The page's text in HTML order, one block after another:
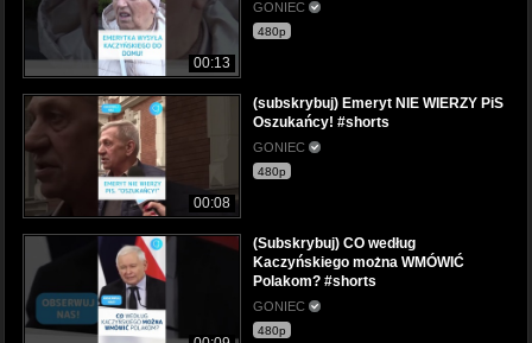
00:13
GONIEC
480p
00:08
(subskrybuj) Emeryt NIE WIERZY PiS
Oszukańcy! #shorts
GONIEC
480p
(Subskrybuj) CO według
Kaczyńskiego można WMÓWIĆ
Polakom? #shorts
GONIEC
480p